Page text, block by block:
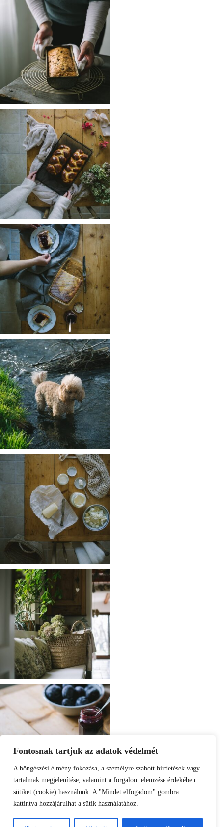
Fontosnak tartjuk az adatok védelmét
A böngészési élmény fokozása, a személyre szabott hirdetések vagy
tartalmak megjelenítése, valamint a forgalom elemzése érdekében
sütiket (cookie) használunk. A "Mindet elfogadom" gombra
kattintva hozzájárulhat a sütik használatához.